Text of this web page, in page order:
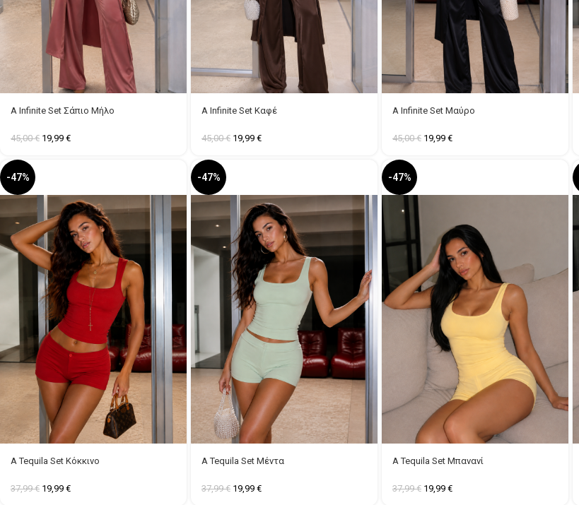
A Infinite Set Σάπιο Μήλο
45,00€ 19,99 €
A Infinite Set Καφέ
45,00€ 19,99 €
A Infinite Set Μαύρο
45,00€ 19,99 €
-47%
A Tequila Set Κόκκινο
37,99€ 19,99 €
-47%
A Tequila Set Μέντα
37,99€ 19,99 €
-47%
A Tequila Set Μπανανί
37,99€ 19,99 €